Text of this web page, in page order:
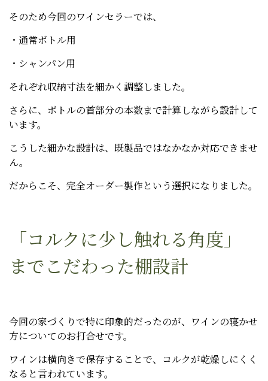
そのため今回のワインセラーでは、
・通常ボトル用
・シャンパン用
それぞれ収納寸法を細かく調整しました。
さらに、ボトルの首部分の本数まで計算しながら設計して
います。
こうした細かな設計は、既製品ではなかなか対応できませ
ん。
だからこそ、完全オーダー製作という選択になりました。
「コルクに少し触れる角度」
までこだわった棚設計
今回の家づくりで特に印象的だったのが、ワインの寝かせ
方についてのお打合せです。
ワインは横向きで保存することで、コルクが乾燥しにくく
なると言われています。